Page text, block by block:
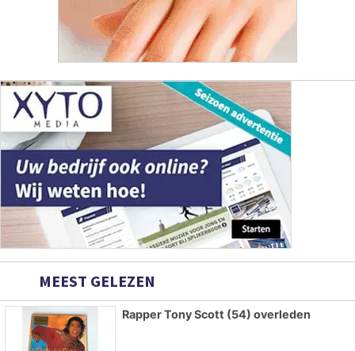
MEEST GELEZEN
Rapper Tony Scott (54) overleden